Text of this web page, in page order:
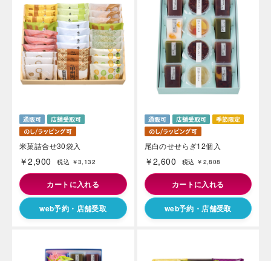
米菓詰合せ30袋入
￥2,900 税込 ￥3,132
カートに入れる
web予約・店舗受取
尾白のせせらぎ12個入
￥2,600 税込 ￥2,808
カートに入れる
web予約・店舗受取
岳や末広がりを意味す
やつ時」という意味を込
さい。
Malaysia
Hong Kong
Thailand
Vietnam